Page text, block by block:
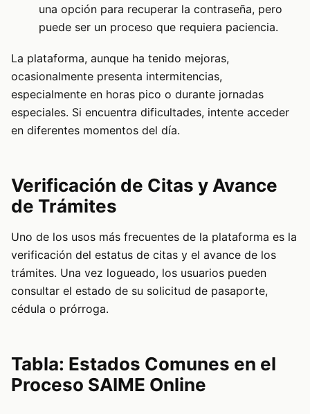
una opción para recuperar la contraseña, pero
puede ser un proceso que requiera paciencia.
La plataforma, aunque ha tenido mejoras,
ocasionalmente presenta intermitencias,
especialmente en horas pico o durante jornadas
especiales. Si encuentra dificultades, intente acceder
en diferentes momentos del día.
Verificación de Citas y Avance
de Trámites
Uno de los usos más frecuentes de la plataforma es la
verificación del estatus de citas y el avance de los
trámites. Una vez logueado, los usuarios pueden
consultar el estado de su solicitud de pasaporte,
cédula o prórroga.
Tabla: Estados Comunes en el
Proceso SAIME Online